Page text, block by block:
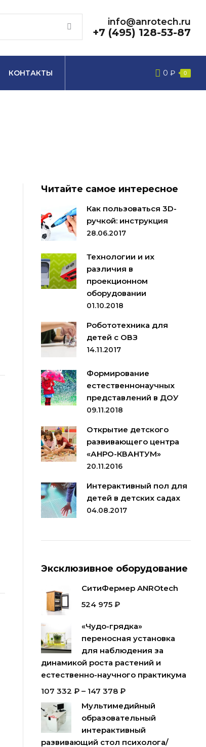
info@anrotech.ru
+7 (495) 128-53-87
КОНТАКТЫ 0 ₽ 0
Читайте самое интересное
Как пользоваться 3D-
ручкой: инструкция
28.06.2017
Технологии и их
различия в
проекционном
оборудовании
01.10.2018
Робототехника для
детей с ОВЗ
14.11.2017
Формирование
естественнонаучных
представлений в ДОУ
09.11.2018
Открытие детского
развивающего центра
«АНРО-КВАНТУМ»
20.11.2016
Интерактивный пол для
детей в детских садах
04.08.2017
Эксклюзивное оборудование
СитиФермер ANROtech
524 975 ₽
«Чудо-грядка»
переносная установка
для наблюдения за
динамикой роста растений и
естественно-научного практикума
107 332 ₽– 147 378 ₽
Мультимедийный
образовательный
интерактивный
развивающий стол психолога/